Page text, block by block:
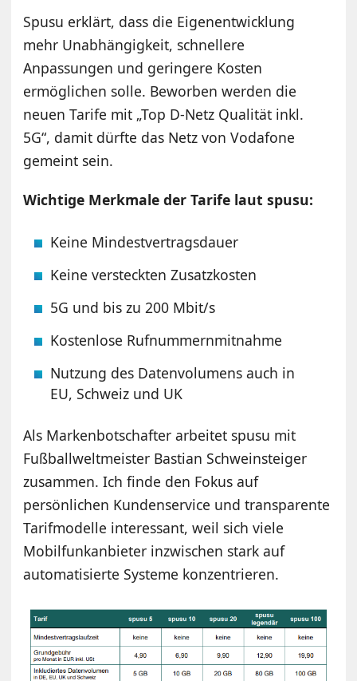
Spusu erklärt, dass die Eigenentwicklung
mehr Unabhängigkeit, schnellere
Anpassungen und geringere Kosten
ermöglichen solle. Beworben werden die
neuen Tarife mit „Top D-Netz Qualität inkl.
5G“, damit dürfte das Netz von Vodafone
gemeint sein.
Wichtige Merkmale der Tarife laut spusu:
Keine Mindestvertragsdauer
Keine versteckten Zusatzkosten
5G und bis zu 200 Mbit/s
Kostenlose Rufnummernmitnahme
Nutzung des Datenvolumens auch in
EU, Schweiz und UK
Als Markenbotschafter arbeitet spusu mit
Fußballweltmeister Bastian Schweinsteiger
zusammen. Ich finde den Fokus auf
persönlichen Kundenservice und transparente
Tarifmodelle interessant, weil sich viele
Mobilfunkanbieter inzwischen stark auf
automatisierte Systeme konzentrieren.